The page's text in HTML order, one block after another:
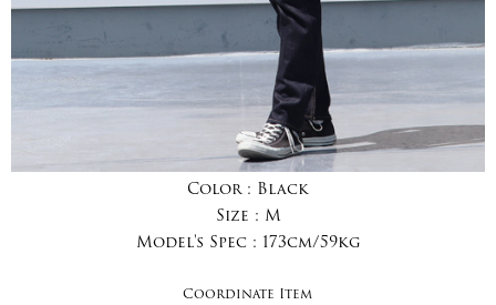
Color : Black
Size : M
Model's Spec : 173cm/59kg
Coordinate Item